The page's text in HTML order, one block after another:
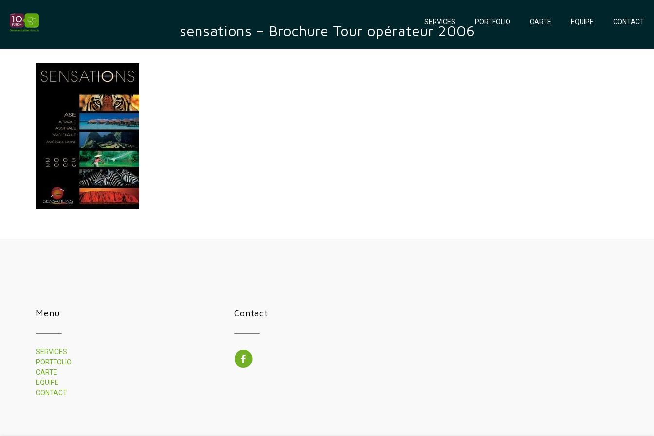
SERVICES PORTFOLIO CARTE EQUIPE CONTACT
sensations – Brochure Tour opérateur 2006
Menu
SERVICES
PORTFOLIO
CARTE
EQUIPE
CONTACT
Contact